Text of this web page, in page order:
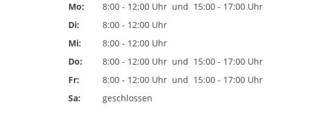
Mo: 8:00 - 12:00 Uhr und 15:00 - 17:00 Uhr
Di:
8:00 - 12:00 Uhr
Mi:
8:00 - 12:00 Uhr
Do:
8:00 - 12:00 Uhr und 15:00 - 17:00 Uhr
Fr:
8:00 - 12:00 Uhr und 15:00 - 17:00 Uhr
Sa:
geschlossen